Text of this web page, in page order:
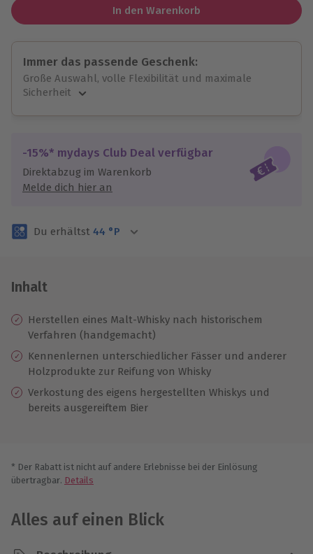
In den Warenkorb
Immer das passende Geschenk:
Große Auswahl, volle Flexibilität und maximale
Sicherheit
Jeder Gutschein für alle Erlebnisse einlösbar.
Maximale Sicherheit
3 Jahre gültig & verlängerbar.
-15%* mydays Club Deal verfügbar
Direktabzug im Warenkorb
Melde dich hier an
Du erhältst 44 °P
Inhalt
Herstellen eines Malt-Whisky nach historischem
Verfahren (handgemacht)
Kennenlernen unterschiedlicher Fässer und anderer
Holzprodukte zur Reifung von Whisky
Verkostung des eigens hergestellten Whiskys und
bereits ausgereiftem Bier
* Der Rabatt ist nicht auf andere Erlebnisse bei der Einlösung
übertragbar. Details
Alles auf einen Blick